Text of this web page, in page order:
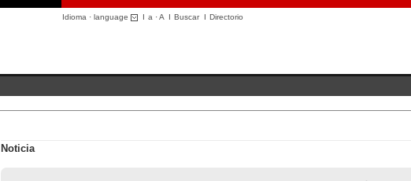
Idioma · language I a ·A I BuscarI Directorio
Noticia